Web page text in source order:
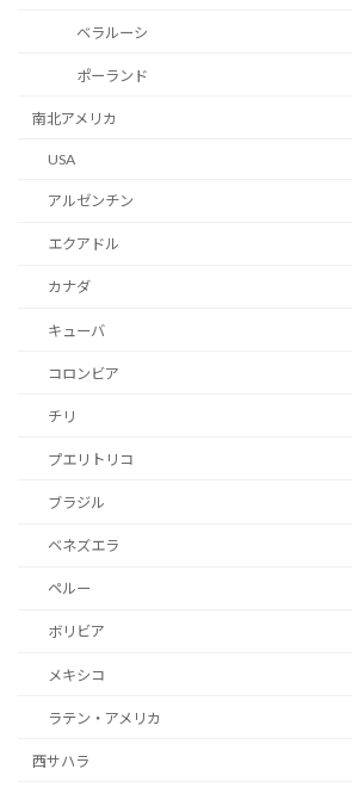
ベラルーシ
ポーランド
南北アメリカ
USA
アルゼンチン
エクアドル
カナダ
キューバ
コロンビア
チリ
プエリトリコ
ブラジル
ベネズエラ
ペルー
ボリビア
メキシコ
ラテン・アメリカ
西サハラ